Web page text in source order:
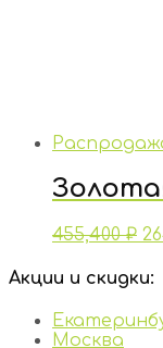
455,400₽
Акции и скидки:
Москва